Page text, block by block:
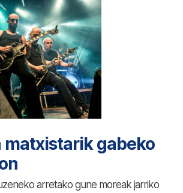
matxistarik gabeko
arretako gune moreak jarriko